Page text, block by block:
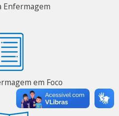
Enfermagem
em Foco